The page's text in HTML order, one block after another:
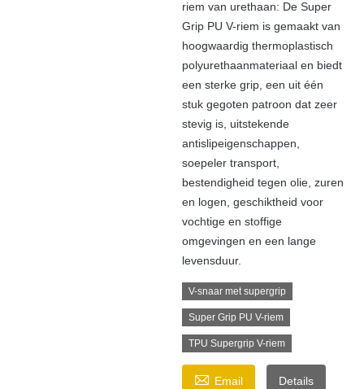
riem van urethaan: De Super
Grip PU V-riem is gemaakt van
hoogwaardig thermoplastisch
polyurethaanmateriaal en biedt
een sterke grip, een uit één
stuk gegoten patroon dat zeer
stevig is, uitstekende
antislipeigenschappen,
soepeler transport,
bestendigheid tegen olie, zuren
en logen, geschiktheid voor
vochtige en stoffige
omgevingen en een lange
levensduur.
V-snaar met supergrip
Super Grip PU V-riem
TPU Supergrip V-riem
 Email Details